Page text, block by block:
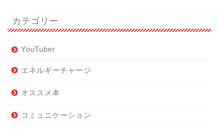
カテゴリー
YouTuber
エネルギーチャージ
オススメ本
コミュニケーション